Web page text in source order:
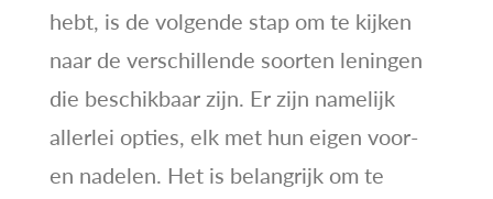
hebt, is de volgende stap om te kijken
naar de verschillende soorten leningen
die beschikbaar zijn. Er zijn namelijk
allerlei opties, elk met hun eigen voor-
en nadelen. Het is belangrijk om te